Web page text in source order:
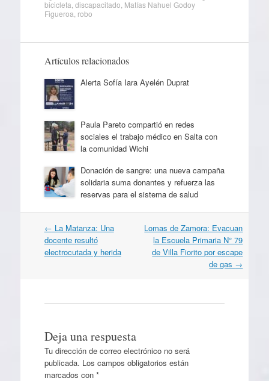
bicicleta discapacitado Matías Nahuel Godoy
Figueroa robo
Artículos relacionados
Alerta Sofía Iara Ayelén Duprat
Paula Pareto compartió en redes
sociales el trabajo médico en Salta con
la comunidad Wichi
Donación de sangre: una nueva campaña
solidaria suma donantes y refuerza las
reservas para el sistema de salud
Navegación
por
artículos
← La Matanza: Una
docente resultó
electrocutada y herida
Lomas de Zamora: Evacuan
la Escuela Primaria N° 79
de Villa Fiorito por escape
de gas →
Deja una respuesta
Tu dirección de correo electrónico no será
publicada. Los campos obligatorios están
marcados con *